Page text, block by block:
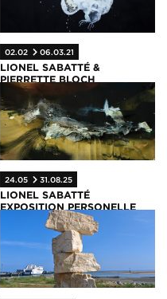
02.02 06.03.21
LIONEL SABATTÉ &
PIERRETTE BLOCH
PAPIERS NOIRS
24.05 31.08.25
LIONEL SABATTÉ
EXPOSITION PERSONELLE